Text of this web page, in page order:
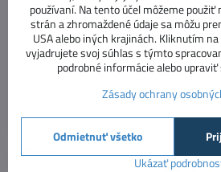
Hrkálka - postavička Zajko
látková hrkálka s dreveným hryzadlom
NOVINKA
používaní. Na tento účel môžeme
strán a zhromaždené údaje sa môžu
USA alebo iných krajinách. Kliknutím
vyjadrujete svoj súhlas s týmto
podrobné informácie alebo
Zásady ochrany
Ukázať
Odmietnuť všetko